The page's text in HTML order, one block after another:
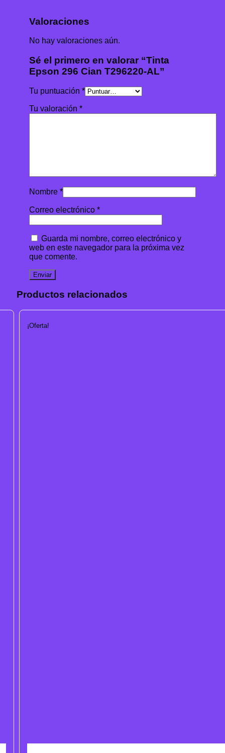
Valoraciones
No hay valoraciones aún.
Sé el primero en valorar “Tinta
Epson 296 Cian T296220-AL”
Tu puntuación *
Tu valoración *
Nombre *
Correo electrónico *
Guarda mi nombre, correo electrónico y
web en este navegador para la próxima vez
que comente.
Productos relacionados
¡Oferta!